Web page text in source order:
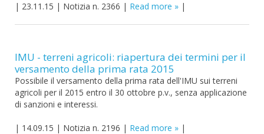
| 23.11.15 | Notizia n. 2366 | Read more |
IMU - terreni agricoli: riapertura dei termini per il
versamento della prima rata 2015
Possibile il versamento della prima rata dell'IMU sui terreni
agricoli per il 2015 entro il 30 ottobre p.v., senza applicazione
di sanzioni e interessi.
| 14.09.15 | Notizia n. 2196 | Read more |